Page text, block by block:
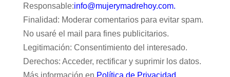
Responsable:info@mujerymadrehoy.com.
Finalidad: Moderar comentarios para evitar spam.
No usaré el mail para fines publicitarios.
Legitimación: Consentimiento del interesado.
Derechos: Acceder, rectificar y suprimir los datos.
Más información en Política de Privacidad